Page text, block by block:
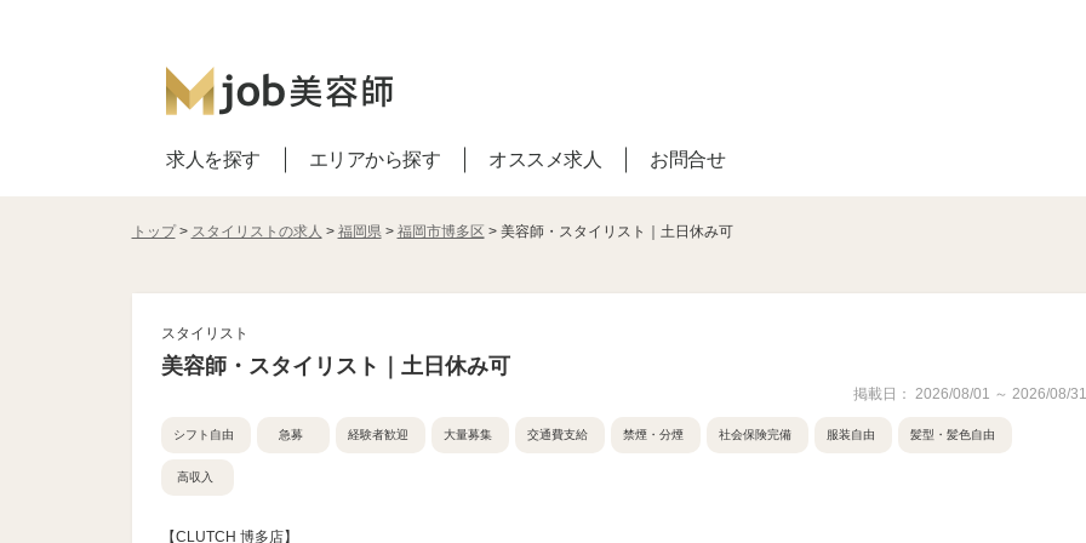
求人を探す エリアから探す オススメ求人 お問合せ
トップ> スタイリストの求人 > 福岡県> 福岡市博多区 > 美容師・スタイリスト｜土日休み可
スタイリスト
美容師・スタイリスト｜土日休み可
掲載日： 2026/08/01 ～ 2026/08/31
シフト自由 急募 経験者歓迎 大量募集 交通費支給 禁煙・分煙 社会保険完備 服装自由 髪型・髪色自由
高収入
【CLUTCH 博多店】